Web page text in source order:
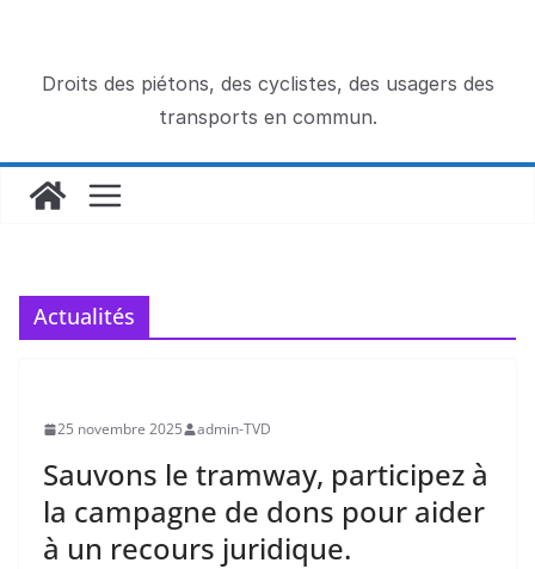
contenuDroits des piétons, des cyclistes, des usagers des
transports en commun.
Actualités
25 novembre 2025 admin-TVD
Sauvons le tramway, participez à
la campagne de dons pour aider
à un recours juridique.